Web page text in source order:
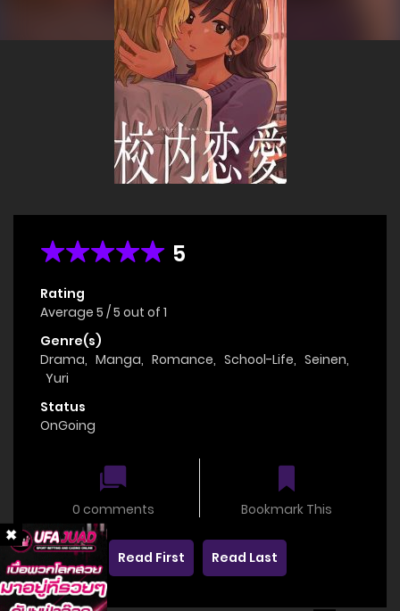
5
Rating
Average 5 /5 out of 1
Genre(s)
Drama, Manga, Romance, School-Life, Seinen,
Yuri
Status
OnGoing
0 comments Bookmark This
Read First Read Last